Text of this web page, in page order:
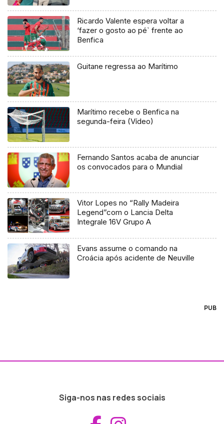
Ricardo Valente espera voltar a
‘fazer o gosto ao pé` frente ao
Benfica
Guitane regressa ao Marítimo
Marítimo recebe o Benfica na
segunda-feira (Vídeo)
Fernando Santos acaba de anunciar
os convocados para o Mundial
Vitor Lopes no “Rally Madeira
Legend”com o Lancia Delta
Integrale 16V Grupo A
Evans assume o comando na
Croácia após acidente de Neuville
PUB
Siga-nos nas redes sociais